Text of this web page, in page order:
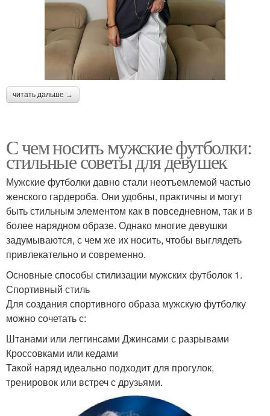
читать дальше →
С чем носить мужские футболки:
стильные советы для девушек
Мужские футболки давно стали неотъемлемой частью
женского гардероба. Они удобны, практичны и могут
быть стильным элементом как в повседневном, так и в
более нарядном образе. Однако многие девушки
задумываются, с чем же их носить, чтобы выглядеть
привлекательно и современно.
Основные способы стилизации мужских футболок 1.
Спортивный стиль
Для создания спортивного образа мужскую футболку
можно сочетать с:
Штанами или леггинсами Джинсами с разрывами
Кроссовками или кедами
Такой наряд идеально подходит для прогулок,
тренировок или встреч с друзьями.